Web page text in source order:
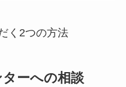
く2つの方法
ーへの相談